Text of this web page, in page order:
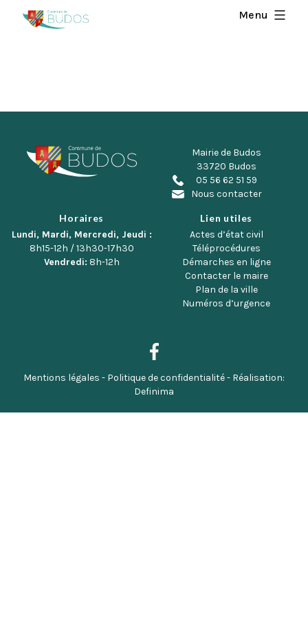
Aller
Menu
Mairie de Budos
33720 Budos
05 56 62 51 59
Nous contacter
Horaires
Lundi, Mardi, Mercredi, Jeudi :
8h15-12h / 13h30-17h30
Vendredi: 8h-12h
Lien utiles
Actes d’état civil
Téléprocédures
Démarches en ligne
Contacter le maire
Plan de la ville
Numéros d’urgence
Mentions légales - Politique de confidentialité- Réalisation:
Definima